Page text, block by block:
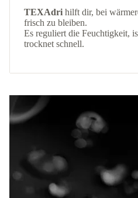
TEXAdri hilft dir, bei
frisch zu bleiben.
Es reguliert die Feuchtigkeit,
trocknet schnell.